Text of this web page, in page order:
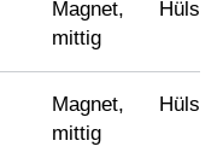
Magnet,
mittig
Hülse
Magnet,
mittig
Hülse